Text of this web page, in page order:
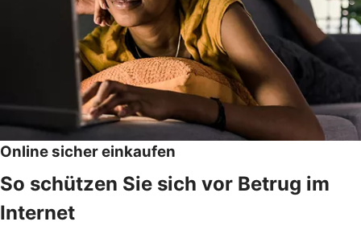
Online sicher einkaufen
So schützen Sie sich vor Betrug im
Internet